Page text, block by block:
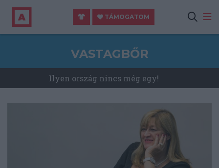
TÁMOGATOM
VASTAGBŐR
Ilyen ország nincs még egy!